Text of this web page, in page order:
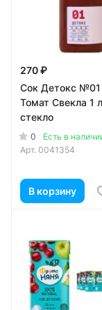
270 ₽
Сок Детокс
Томат Свекла 1
стекло
0
Есть в
Арт. 0041354
В корзину